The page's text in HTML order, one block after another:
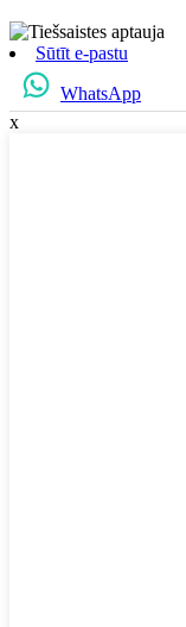
Sūtīt e-pastu
WhatsApp
x